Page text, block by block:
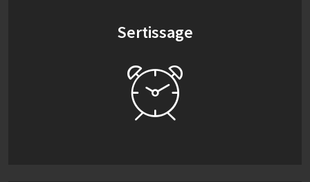
Sertissage